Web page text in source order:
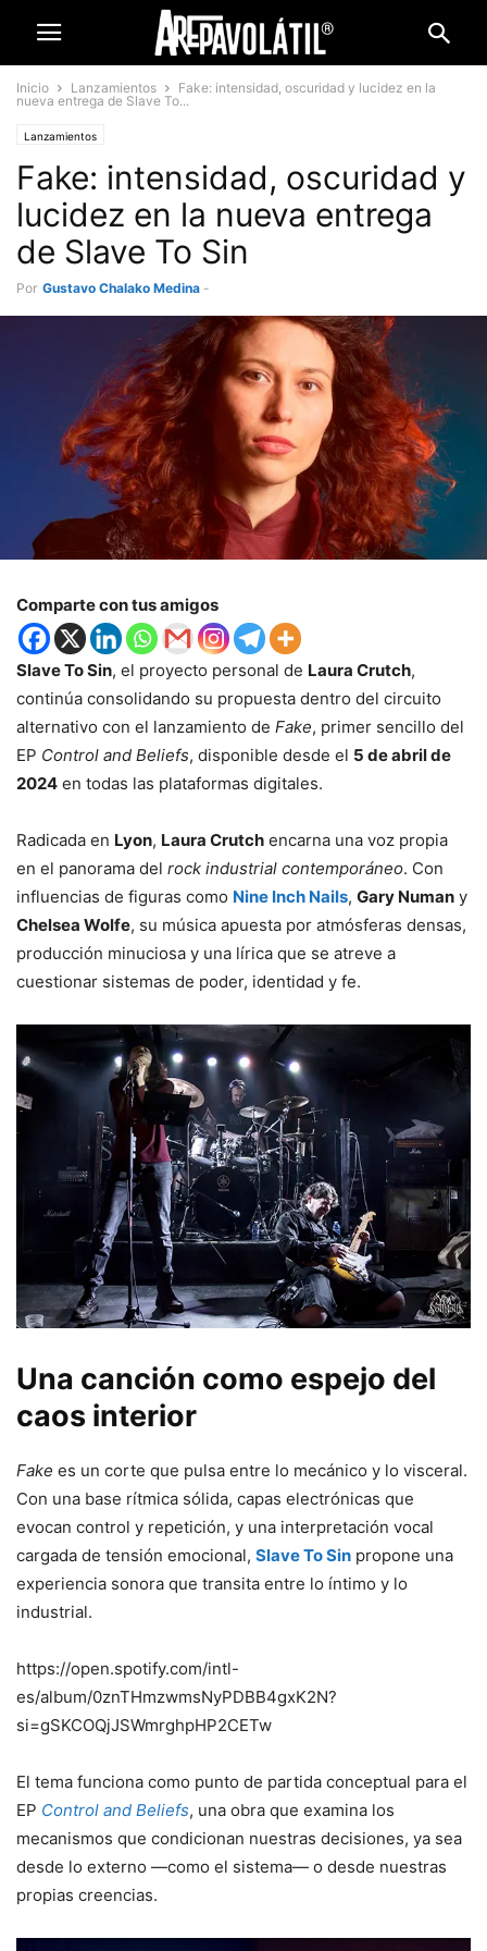
Inicio Lanzamientos
Fake: intensidad, oscuridad y lucidez en la
nueva entrega de Slave To...
Lanzamientos
Fake: intensidad, oscuridad y
lucidez en la nueva entrega
de Slave To Sin
Por Gustavo Chalako Medina -
Comparte con tus amigos
Slave To Sin, el proyecto personal de Laura Crutch,
continúa consolidando su propuesta dentro del circuito
alternativo con el lanzamiento de Fake, primer sencillo del
EP Control and Beliefs, disponible desde el 5 de abril de
2024 en todas las plataformas digitales.
Radicada en Lyon, Laura Crutch encarna una voz propia
en el panorama del rock industrial contemporáneo. Con
influencias de figuras como Nine Inch Nails, Gary Numan y
Chelsea Wolfe, su música apuesta por atmósferas densas,
producción minuciosa y una lírica que se atreve a
cuestionar sistemas de poder, identidad y fe.
Una canción como espejo del
caos interior
Fake es un corte que pulsa entre lo mecánico y lo visceral.
Con una base rítmica sólida, capas electrónicas que
evocan control y repetición, y una interpretación vocal
cargada de tensión emocional, Slave To Sin propone una
experiencia sonora que transita entre lo íntimo y lo
industrial.
https://open.spotify.com/intl-
es/album/0znTHmzwmsNyPDBB4gxK2N?
si=gSKCOQjJSWmrghpHP2CETw
El tema funciona como punto de partida conceptual para el
EP Control and Beliefs, una obra que examina los
mecanismos que condicionan nuestras decisiones, ya sea
desde lo externo —como el sistema— o desde nuestras
propias creencias.